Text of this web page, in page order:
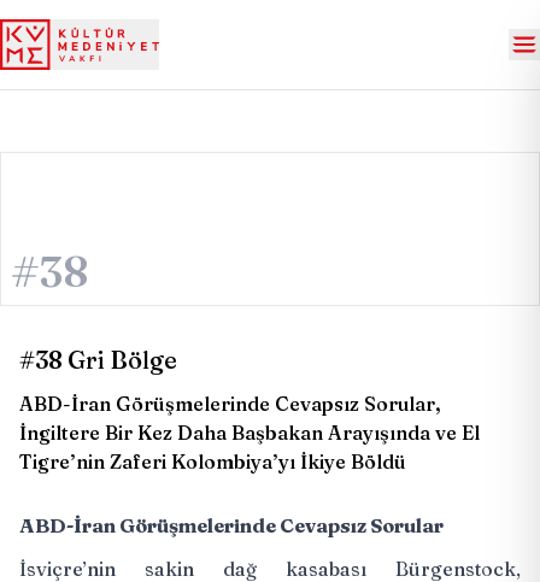
#38
#38 Gri Bölge
ABD-İran Görüşmelerinde Cevapsız Sorular,
İngiltere Bir Kez Daha Başbakan Arayışında ve El
Tigre’nin Zaferi Kolombiya’yı İkiye Böldü
ABD-İran Görüşmelerinde Cevapsız Sorular
İsviçre’nin sakin dağ kasabası Bürgenstock,